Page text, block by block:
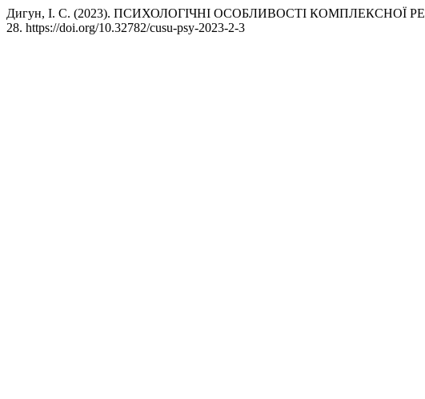
Дигун, І. С. (2023). ПСИХОЛОГІЧНІ ОСОБЛИВОСТІ КОМПЛЕКСНОЇ
28. https://doi.org/10.32782/cusu-psy-2023-2-3